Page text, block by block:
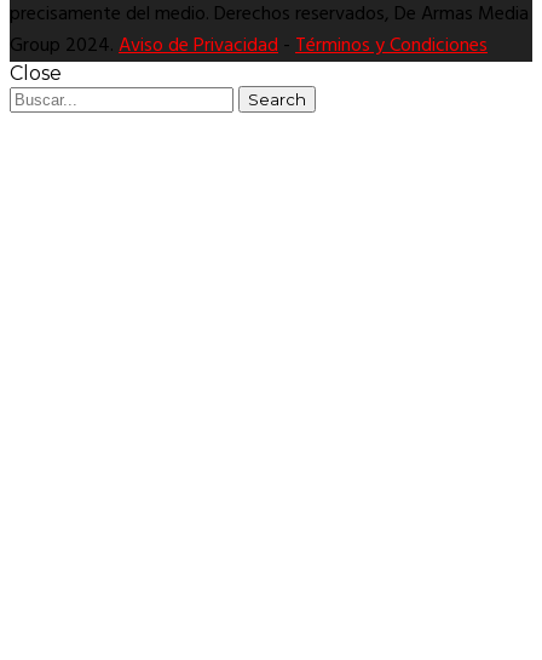
precisamente del medio. Derechos reservados, De Armas Media
Group 2024.Aviso de Privacidad-Términos y Condiciones
Close